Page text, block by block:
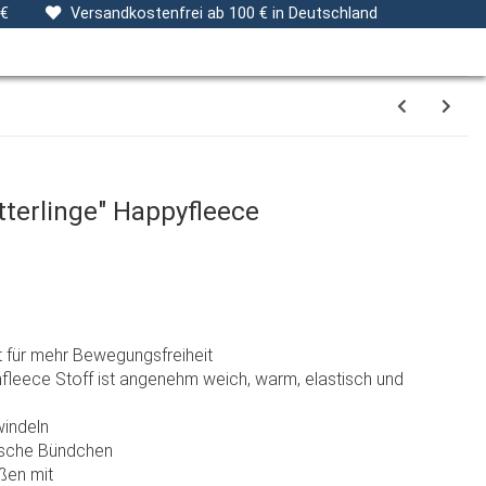
Versandkostenfrei ab 100 € in Deutschland
Stoffe Gutscheine Verpackungsservice
Happyfleece
mehr Bewegungsfreiheit
Stoff ist angenehm weich, warm, elastisch und
Bündchen
mit